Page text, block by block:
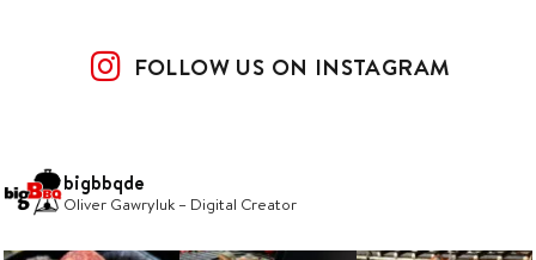
FOLLOW US ON INSTAGRAM
bigbbqde
Oliver Gawryluk – Digital Creator